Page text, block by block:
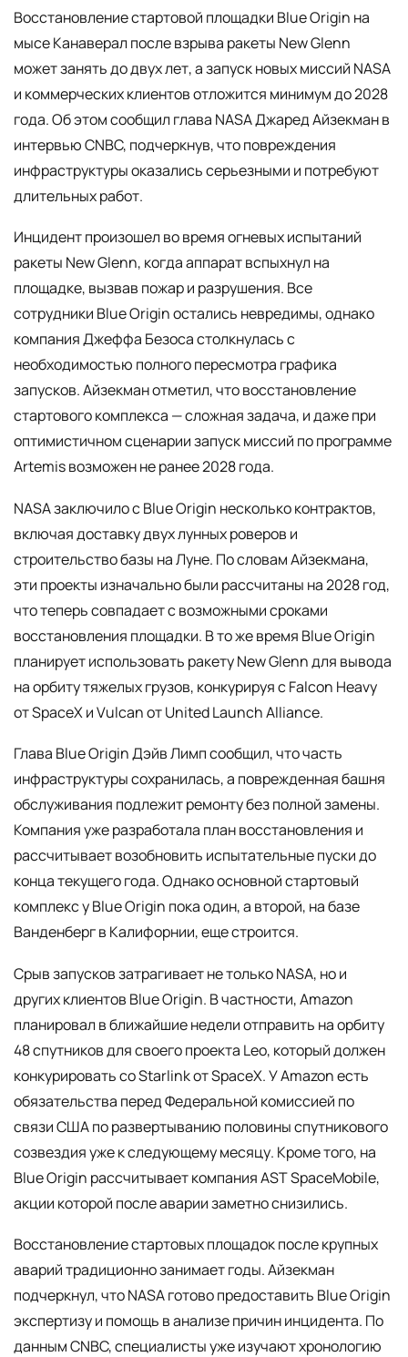
Восстановление стартовой площадки Blue Origin на
мысе Канаверал после взрыва ракеты New Glenn
может занять до двух лет, а запуск новых миссий NASA
и коммерческих клиентов отложится минимум до 2028
года. Об этом сообщил глава NASA Джаред Айзекман в
интервью CNBC, подчеркнув, что повреждения
инфраструктуры оказались серьезными и потребуют
длительных работ.
Инцидент произошел во время огневых испытаний
ракеты New Glenn, когда аппарат вспыхнул на
площадке, вызвав пожар и разрушения. Все
сотрудники Blue Origin остались невредимы, однако
компания Джеффа Безоса столкнулась с
необходимостью полного пересмотра графика
запусков. Айзекман отметил, что восстановление
стартового комплекса — сложная задача, и даже при
оптимистичном сценарии запуск миссий по программе
Artemis возможен не ранее 2028 года.
NASA заключило с Blue Origin несколько контрактов,
включая доставку двух лунных роверов и
строительство базы на Луне. По словам Айзекмана,
эти проекты изначально были рассчитаны на 2028 год,
что теперь совпадает с возможными сроками
восстановления площадки. В то же время Blue Origin
планирует использовать ракету New Glenn для вывода
на орбиту тяжелых грузов, конкурируя с Falcon Heavy
от SpaceX и Vulcan от United Launch Alliance.
Глава Blue Origin Дэйв Лимп сообщил, что часть
инфраструктуры сохранилась, а поврежденная башня
обслуживания подлежит ремонту без полной замены.
Компания уже разработала план восстановления и
рассчитывает возобновить испытательные пуски до
конца текущего года. Однако основной стартовый
комплекс у Blue Origin пока один, а второй, на базе
Ванденберг в Калифорнии, еще строится.
Срыв запусков затрагивает не только NASA, но и
других клиентов Blue Origin. В частности, Amazon
планировал в ближайшие недели отправить на орбиту
48 спутников для своего проекта Leo, который должен
конкурировать со Starlink от SpaceX. У Amazon есть
обязательства перед Федеральной комиссией по
связи США по развертыванию половины спутникового
созвездия уже к следующему месяцу. Кроме того, на
Blue Origin рассчитывает компания AST SpaceMobile,
акции которой после аварии заметно снизились.
Восстановление стартовых площадок после крупных
аварий традиционно занимает годы. Айзекман
подчеркнул, что NASA готово предоставить Blue Origin
экспертизу и помощь в анализе причин инцидента. По
данным CNBC, специалисты уже изучают хронологию